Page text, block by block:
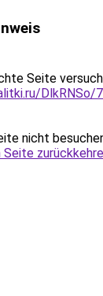
Seite
DlkRNSo/
nicht
Seite